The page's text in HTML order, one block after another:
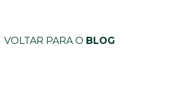
VOLTAR PARA O BLOG